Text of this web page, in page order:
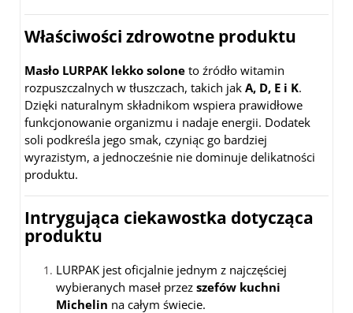
Właściwości zdrowotne produktu
Masło LURPAK lekko solone to źródło witamin
rozpuszczalnych w tłuszczach, takich jak A, D, E i K.
Dzięki naturalnym składnikom wspiera prawidłowe
funkcjonowanie organizmu i nadaje energii. Dodatek
soli podkreśla jego smak, czyniąc go bardziej
wyrazistym, a jednocześnie nie dominuje delikatności
produktu.
Intrygująca ciekawostka dotycząca
produktu
LURPAK jest oficjalnie jednym z najczęściej
wybieranych maseł przez szefów kuchni
Michelin na całym świecie.